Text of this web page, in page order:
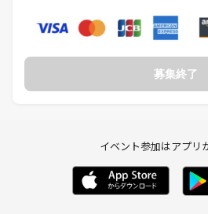
募集終了
イベント参加はアプリ